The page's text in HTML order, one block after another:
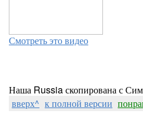
Смотреть это видео
Наша Russia скопирована с
вверх^ к полной версии